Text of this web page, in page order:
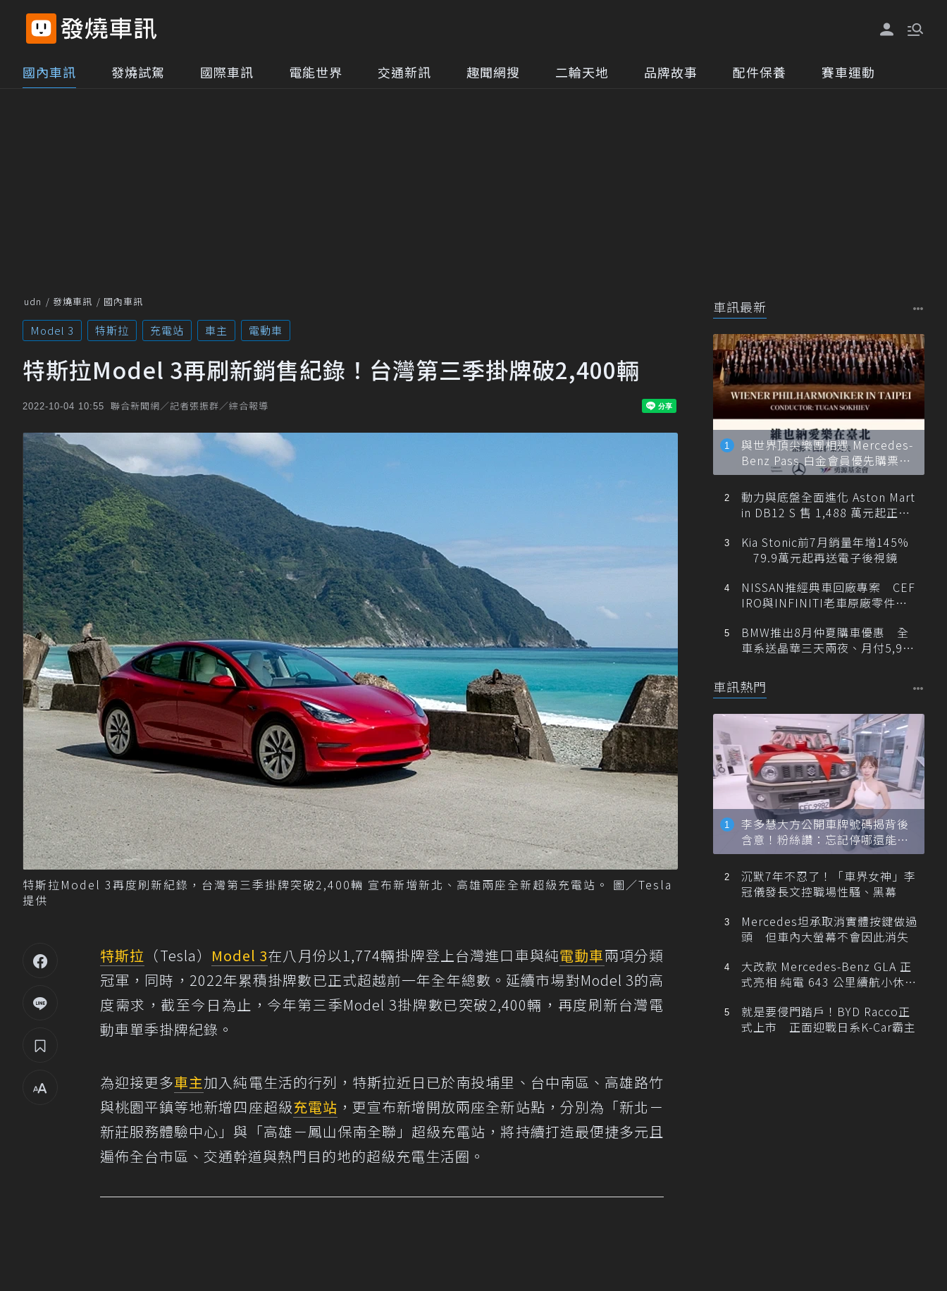
國內車訊 發燒試駕 國際車訊 電能世界 交通新訊 趣聞網搜 二輪天地 品牌故事 配件保養 賽車運動
udn 發燒車訊 國內車訊
Model 3 特斯拉 充電站 車主 電動車
特斯拉Model 3再刷新銷售紀錄！台灣第三季掛牌破2,400輛
2022-10-04 10:55 聯合新聞網／記者張振群／綜合報導
特斯拉Model 3再度刷新紀錄，台灣第三季掛牌突破2,400輛 宣布新增新北、高雄兩座全新超級充電站。 圖／Tesla
提供
特斯拉 （Tesla） Model 3在八月份以1,774輛掛牌登上台灣進口車與純電動車兩項分類
冠軍，同時，2022年累積掛牌數已正式超越前一年全年總數。延續市場對Model 3的高
度需求，截至今日為止，今年第三季Model 3掛牌數已突破2,400輛，再度刷新台灣電
動車單季掛牌紀錄。
為迎接更多車主加入純電生活的行列，特斯拉近日已於南投埔里、台中南區、高雄路竹
與桃園平鎮等地新增四座超級充電站 ，更宣布新增開放兩座全新站點，分別為「新北－
新莊服務體驗中心」與「高雄－鳳山保南全聯」超級充電站，將持續打造最便捷多元且
遍佈全台市區、交通幹道與熱門目的地的超級充電生活圈。
車訊最新
與世界頂尖樂團相遇 Mercedes-
Benz Pass 白金會員優先購票維
也納愛樂
動力與底盤全面進化 Aston Mart
in DB12 S 售 1,488 萬元起正式
Kia Stonic前7月銷量年增145%
79.9萬元起再送電子後視鏡
NISSAN推經典車回廠專案 CEF
IRO與INFINITI老車原廠零件最
BMW推出8月仲夏購車優惠 全
車系送晶華三天兩夜、月付5,900
車訊熱門
李多慧大方公開車牌號碼揭背後
含意！粉絲讚：忘記停哪還能幫
忙找車
沉默7年不忍了！「車界女神」李
冠儀發長文控職場性騷、黑幕
Mercedes坦承取消實體按鍵做過
頭 但車內大螢幕不會因此消失
大改款 Mercedes-Benz GLA 正
式亮相 純電 643 公里續航小休
就是要侵門踏戶！BYD Racco正
式上市 正面迎戰日系K-Car霸主